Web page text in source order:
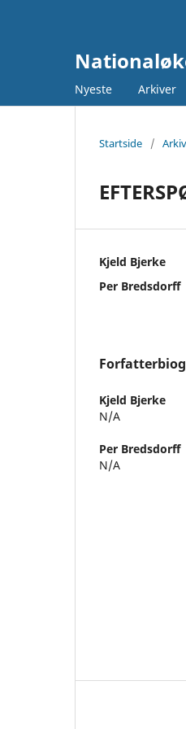
Nyeste Arkiver
Startside /
Kjeld Bjerke
Per Bredsdorff
Kjeld Bjerke
N/A
Per Bredsdorff
N/A